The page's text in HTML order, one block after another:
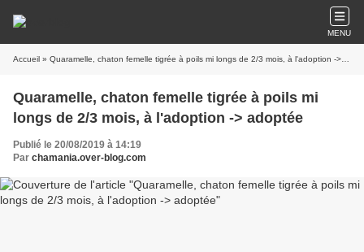
MENU
Accueil » Quaramelle, chaton femelle tigrée à poils mi longs de 2/3 mois, à l'adoption -> adoptée
Quaramelle, chaton femelle tigrée à poils mi
longs de 2/3 mois, à l'adoption -> adoptée
Publié le 20/08/2019 à 14:19
Par chamania.over-blog.com